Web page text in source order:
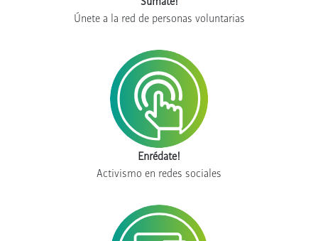
Únete a la red de personas voluntarias
Enrédate!
Activismo en redes sociales